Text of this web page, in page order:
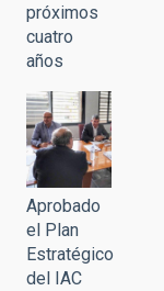
próximos
cuatro
años
Aprobado
el Plan
Estratégico
del IAC